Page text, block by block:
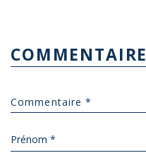
COMMENTAIRE
Prénom *